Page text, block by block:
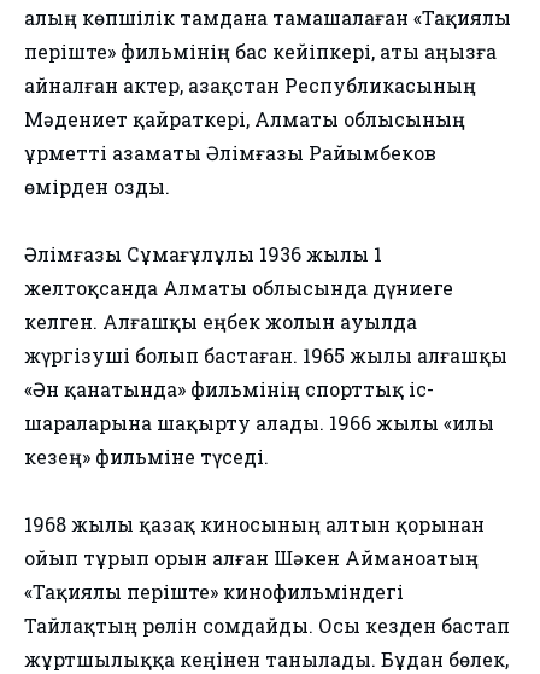
Қалың көпшілік тамдана тамашалаған «Тақиялы
періште» фильмінің бас кейіпкері, аты аңызға
айналған актер, Қазақстан Республикасының
Мәдениет қайраткері, Алматы облысының
Құрметті азаматы Әлімғазы Райымбеков
өмірден озды.
Әлімғазы Сұмағұлұлы 1936 жылы 1
желтоқсанда Алматы облысында дүниеге
келген. Алғашқы еңбек жолын ауылда
жүргізуші болып бастаған. 1965 жылы алғашқы
«Ән қанатында» фильмінің спорттық іс-
шараларына шақырту алады. 1966 жылы «Қилы
кезең» фильміне түседі.
1968 жылы қазақ киносының алтын қорынан
ойып тұрып орын алған Шәкен Айманоатың
«Тақиялы періште» кинофильміндегі
Тайлақтың рөлін сомдайды. Осы кезден бастап
жұртшылыққа кеңінен танылады. Бұдан бөлек,